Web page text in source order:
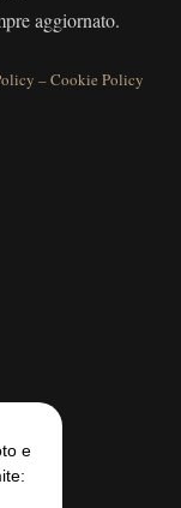
aggiornato.
–Cookie Policy
e